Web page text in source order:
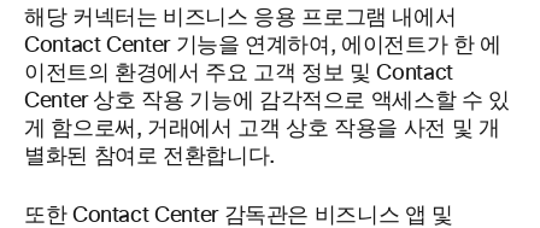
해당 커넥터는 비즈니스 응용 프로그램 내에서
Contact Center 기능을 연계하여, 에이전트가 한 에
이전트의 환경에서 주요 고객 정보 및 Contact
Center 상호 작용 기능에 감각적으로 액세스할 수 있
게 함으로써, 거래에서 고객 상호 작용을 사전 및 개
별화된 참여로 전환합니다.
또한 Contact Center 감독관은 비즈니스 앱 및